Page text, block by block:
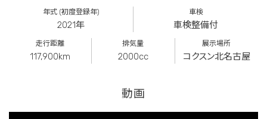
年式 (初度登録年)
2021年
車検
車検整備付
走行距離
117,900km
排気量
2000cc
展示場所
コクスン北名古屋
動画